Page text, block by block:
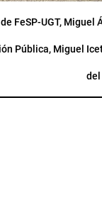
FeSP-UGT, Miguel
Pública, Miguel
del